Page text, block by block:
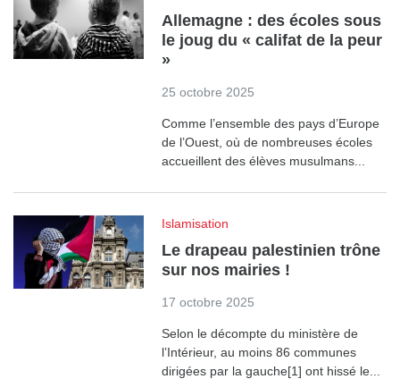
Allemagne : des écoles sous
le joug du « califat de la peur
»
25 octobre 2025
Comme l’ensemble des pays d’Europe
de l’Ouest, où de nombreuses écoles
accueillent des élèves musulmans...
Islamisation
Le drapeau palestinien trône
sur nos mairies !
17 octobre 2025
Selon le décompte du ministère de
l’Intérieur, au moins 86 communes
dirigées par la gauche[1] ont hissé le...